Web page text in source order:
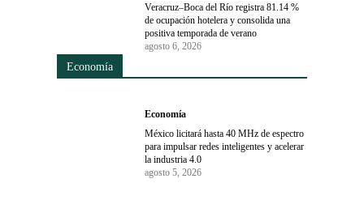
Veracruz–Boca del Río registra 81.14 %
de ocupación hotelera y consolida una
positiva temporada de verano
agosto 6, 2026
Economía
Economía
México licitará hasta 40 MHz de espectro
para impulsar redes inteligentes y acelerar
la industria 4.0
agosto 5, 2026